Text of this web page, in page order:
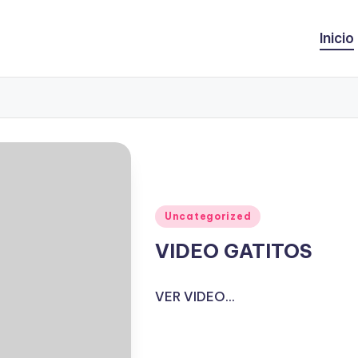
Inicio
Publicado
Uncategorized
VIDEO GATITOS
VER VIDEO...